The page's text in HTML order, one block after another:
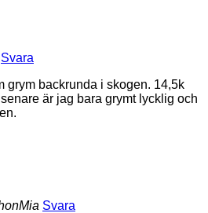
Svara
grym backrunda i skogen. 14,5k
är jag bara grymt lycklig och
Svara